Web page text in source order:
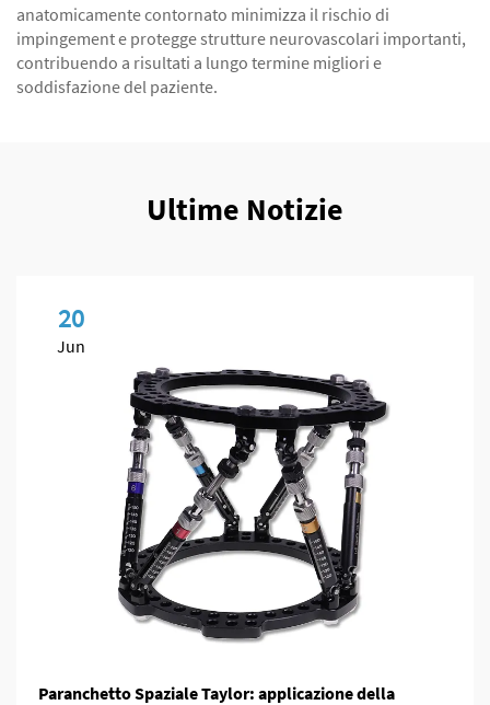
anatomicamente contornato minimizza il rischio di
impingement e protegge strutture neurovascolari importanti,
contribuendo a risultati a lungo termine migliori e
soddisfazione del paziente.
Ultime Notizie
20
Jun
Paranchetto Spaziale Taylor: applicazione della